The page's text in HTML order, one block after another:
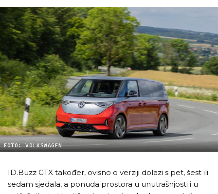
FOTO: VOLKSWAGEN
ID.Buzz GTX također, ovisno o verziji dolazi s pet, šest ili
sedam sjedala, a ponuda prostora u unutrašnjosti i u